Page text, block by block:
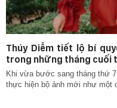
Thúy Diễm tiết lộ bí
trong những tháng cuối
Khi vừa bước sang tháng thứ
thực hiện bộ ảnh mới như một